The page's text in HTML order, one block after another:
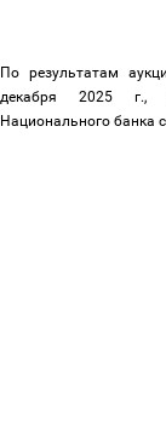
По результатам
декабря 2025 г.,
Национального банка